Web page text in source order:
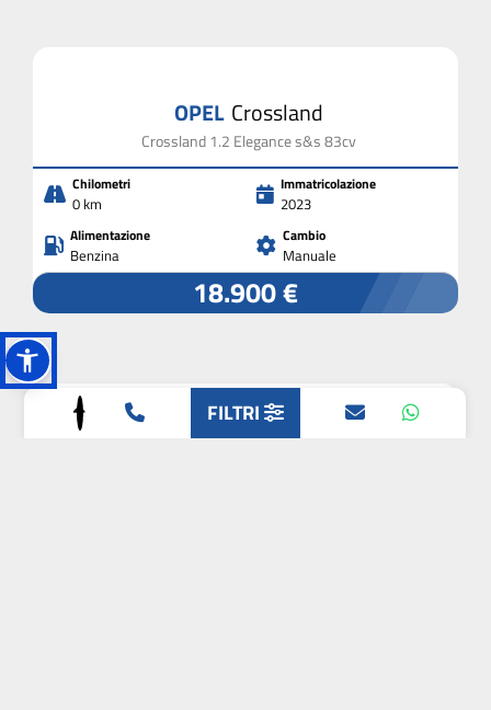
OPEL Crossland
Crossland 1.2 Elegance s&s 83cv
Chilometri
0 km
Immatricolazione
2023
Alimentazione
Benzina
Cambio
Manuale
18.900 €
CITROENC5 X
FILTRI